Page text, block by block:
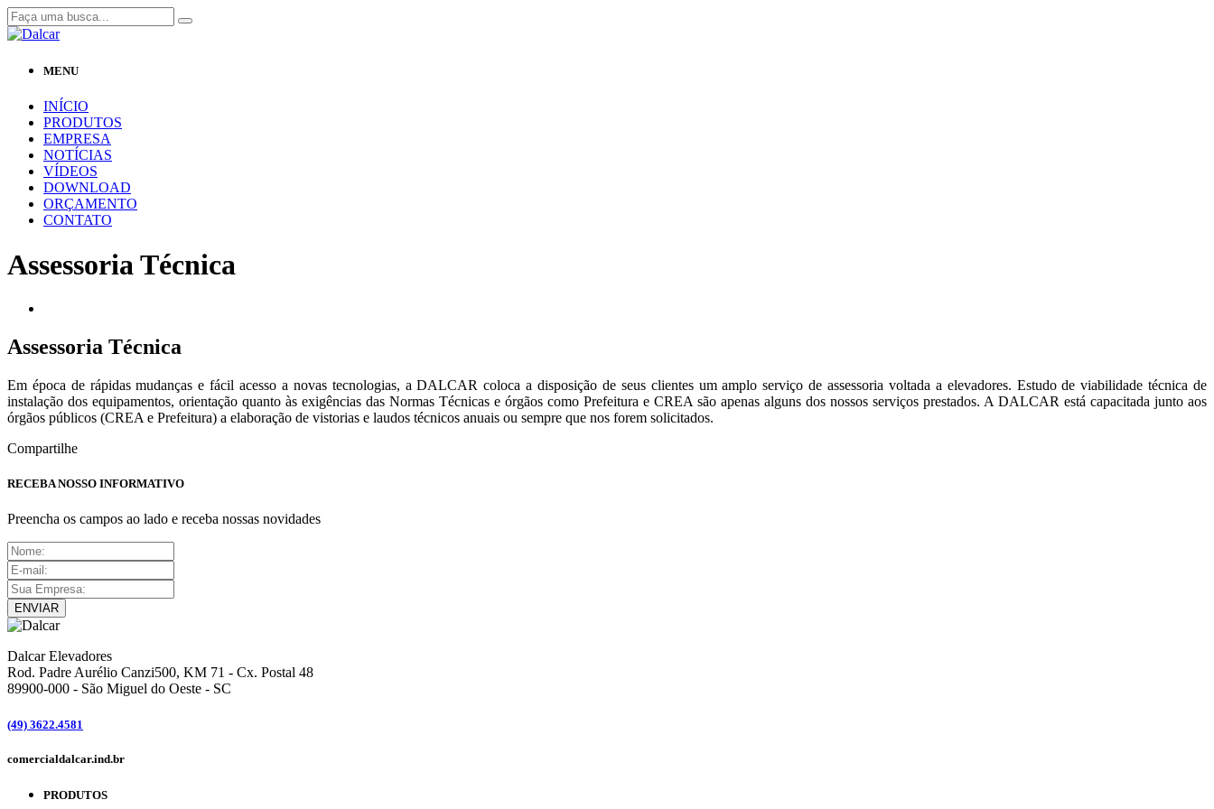
MENU
INÍCIO
PRODUTOS
EMPRESA
NOTÍCIAS
VÍDEOS
DOWNLOAD
ORÇAMENTO
CONTATO
Assessoria Técnica
Assessoria Técnica
Em época de rápidas mudanças e fácil acesso a novas tecnologias, a DALCAR coloca a disposição de seus clientes um amplo serviço de assessoria voltada a elevadores. Estudo de viabilidade técnica de
instalação dos equipamentos, orientação quanto às exigências das Normas Técnicas e órgãos como Prefeitura e CREA são apenas alguns dos nossos serviços prestados. A DALCAR está capacitada junto aos
órgãos públicos (CREA e Prefeitura) a elaboração de vistorias e laudos técnicos anuais ou sempre que nos forem solicitados.
Compartilhe
RECEBA NOSSO INFORMATIVO
Preencha os campos ao lado e receba nossas novidades
ENVIAR
Dalcar Elevadores
Rod. Padre Aurélio Canzi500, KM 71 - Cx. Postal 48
89900-000 - São Miguel do Oeste - SC
(49) 3622.4581
comercialdalcar.ind.br
PRODUTOS